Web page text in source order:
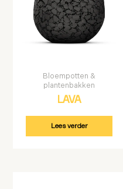
Bloempotten &
plantenbakken
LAVA
Lees verder